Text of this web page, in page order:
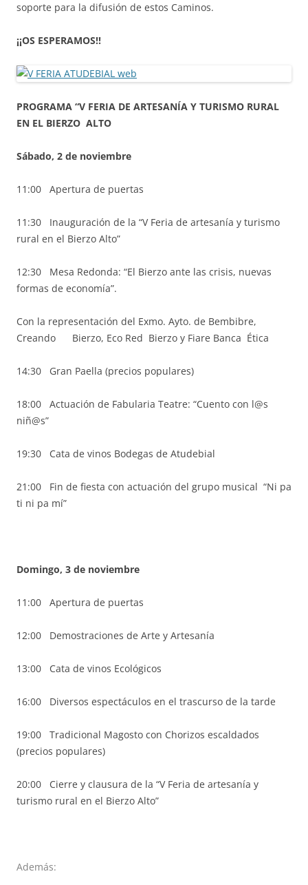
soporte para la difusión de estos Caminos.
¡¡OS ESPERAMOS!!
PROGRAMA “V FERIA DE ARTESANÍA Y TURISMO RURAL
EN EL BIERZO ALTO
Sábado, 2 de noviembre
11:00 Apertura de puertas
11:30 Inauguración de la “V Feria de artesanía y turismo
rural en el Bierzo Alto”
12:30 Mesa Redonda: “El Bierzo ante las crisis, nuevas
formas de economía”.
Con la representación del Exmo. Ayto. de Bembibre,
Creando Bierzo, Eco Red Bierzo y Fiare Banca Ética
14:30 Gran Paella (precios populares)
18:00 Actuación de Fabularia Teatre: “Cuento con l@s
niñ@s”
19:30 Cata de vinos Bodegas de Atudebial
21:00 Fin de fiesta con actuación del grupo musical “Ni pa
ti ni pa mí”
Domingo, 3 de noviembre
11:00 Apertura de puertas
12:00 Demostraciones de Arte y Artesanía
13:00 Cata de vinos Ecológicos
16:00 Diversos espectáculos en el trascurso de la tarde
19:00 Tradicional Magosto con Chorizos escaldados
(precios populares)
20:00 Cierre y clausura de la “V Feria de artesanía y
turismo rural en el Bierzo Alto”
Además: